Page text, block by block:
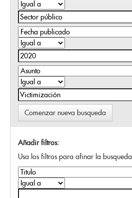
Comenzar nueva busqueda
Añadir filtros:
Usa los filtros para afinar la busqueda.